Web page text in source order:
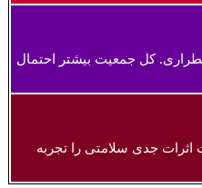
کل جمعیت بیشتر احتمال
جدی سلامتی را تجربه